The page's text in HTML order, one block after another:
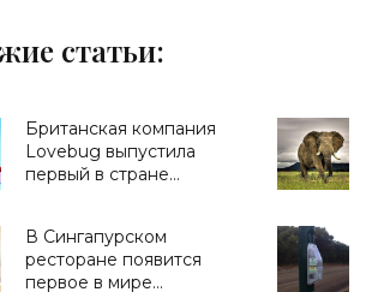
статьи:
Британская компания
Lovebug выпустила
первый в стране
«Технологии»
В Сингапурском
ресторане появится
первое в мире